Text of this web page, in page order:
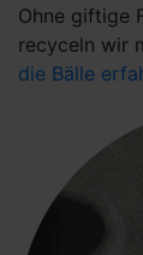
Ohne giftige
recyceln wir
die Bälle